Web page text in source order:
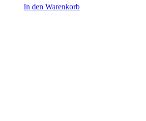
In den Warenkorb